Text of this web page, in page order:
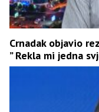
Crnadak objavio
” Rekla mi jedna